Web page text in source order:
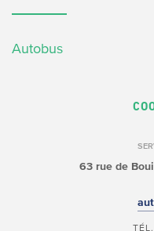
Autobus
63 rue de